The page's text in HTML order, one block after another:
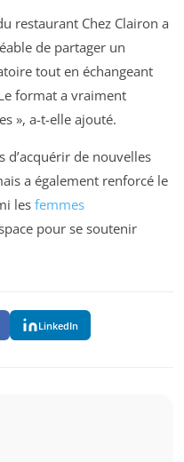
restaurant Chez Clairon a
de partager un
tout en échangeant
format a vraiment
», a-t-elle ajouté.
d’acquérir de nouvelles
a également renforcé le
les femmes
pour se soutenir
LinkedIn